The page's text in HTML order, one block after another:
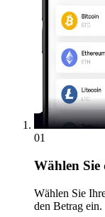
01
Wählen Sie
Wählen Sie
den Betrag ein.